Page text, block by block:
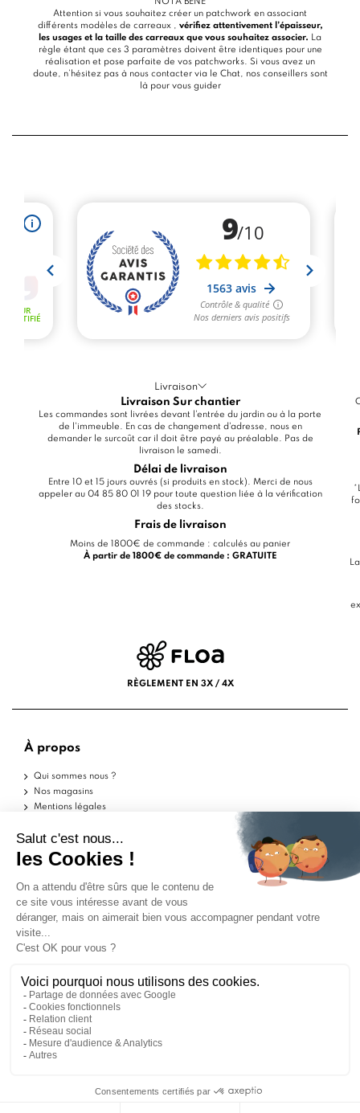
Attention si vous souhaitez créer un patchwork en associant
différents modèles de carreaux , vérifiez attentivement l’épaisseur,
les usages et la taille des carreaux que vous souhaitez associer. La
règle étant que ces 3 paramètres doivent être identiques pour une
réalisation et pose parfaite de vos patchworks. Si vous avez un
doute, n’hésitez pas à nous contacter via le Chat, nos conseillers sont
là pour vous guider
Livraison
Livraison Sur chantier
Les commandes sont livrées devant l'entrée du jardin ou à la porte
de l'immeuble. En cas de changement d'adresse, nous en
demander le surcoût car il doit être payé au préalable. Pas de
livraison le samedi.
Délai de livraison
Entre 10 et 15 jours ouvrés (si produits en stock). Merci de nous
appeler au 04 85 80 01 19 pour toute question liée à la vérification
des stocks.
Frais de livraison
Moins de 1800€ de commande : calculés au panier
À partir de 1800€ de commande : GRATUITE
RÈGLEMENT EN 3X / 4X
À propos
Qui sommes nous ?
Nos magasins
Mentions légales
Politique de confidentialité
Aide
Echantillons
Livraisons
Retours
FAQ
Contactez-nous
Marchand approuvé par la Société des Avis Garantis,
cliquez ici pour vérifier.
ILS PARLENT DE NOUS